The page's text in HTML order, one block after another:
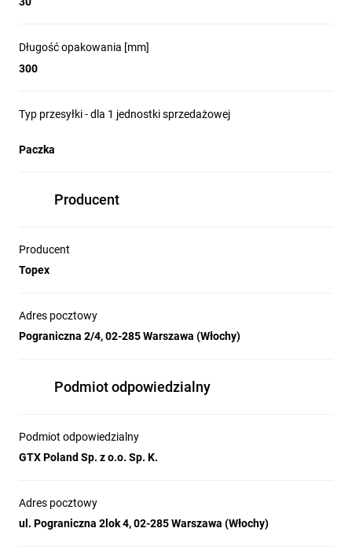
Długość opakowania [mm]
300
Typ przesyłki - dla 1 jednostki sprzedażowej
Paczka
Producent
Producent
Topex
Adres pocztowy
Pograniczna 2/4, 02-285 Warszawa (Włochy)
Podmiot odpowiedzialny
Podmiot odpowiedzialny
GTX Poland Sp. z o.o. Sp. K.
Adres pocztowy
ul. Pograniczna 2lok 4, 02-285 Warszawa (Włochy)